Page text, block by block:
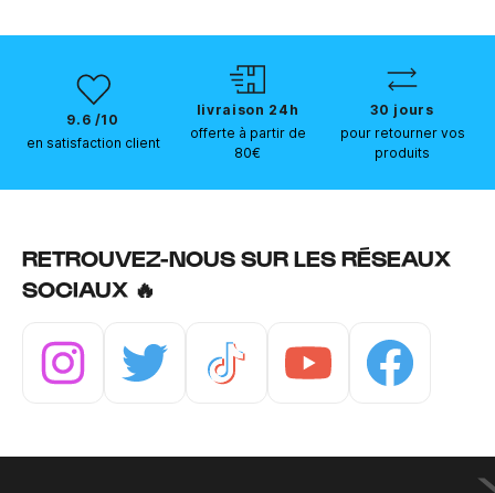
9.6 /10
en satisfaction client
livraison 24h
offerte à partir de
80€
30 jours
pour retourner vos
produits
RETROUVEZ-NOUS SUR LES RÉSEAUX
SOCIAUX 🔥